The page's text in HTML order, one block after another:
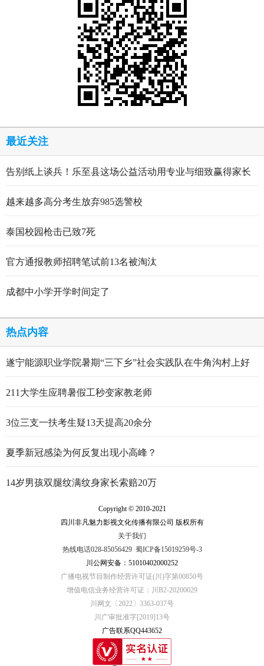
最近关注
告别纸上谈兵！乐至县这场公益活动用专业与细致赢得家长
越来越多高分考生放弃985选警校
泰国校园枪击已致7死
官方通报教师招聘笔试前13名被淘汰
成都中小学开学时间定了
热点内容
遂宁能源职业学院暑期“三下乡”社会实践队在牛角沟村上好
211大学生应聘暑假工秒变家教老师
3位三支一扶考生疑13天提高20余分
夏季新冠感染为何反复出现小高峰？
14岁男孩双腿纹满纹身家长索赔20万
Copyright © 2010-2021
四川非凡魅力影视文化传播有限公司 版权所有
关于我们
热线电话028-85056429 蜀ICP备15019259号-3
川公网安备：51010402000252
广播电视节目制作经营许可证(川)字第00850号
增值电信业务经营许可证：川B2-20200029
川网文〔2022〕3363-037号
川广审批准字[2019]13号
广告联系QQ443652